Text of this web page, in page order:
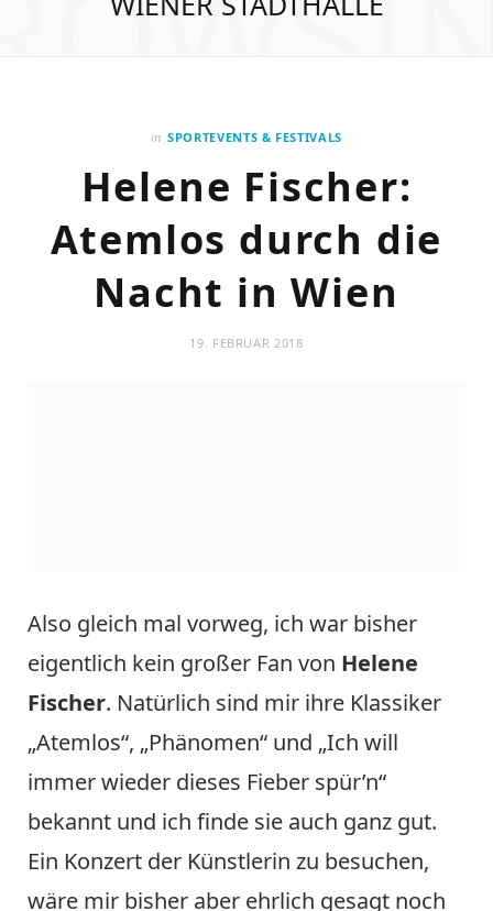
in SPORTEVENTS & FESTIVALS
Helene Fischer:
Atemlos durch die
Nacht in Wien
19. FEBRUAR 2018
Also gleich mal vorweg, ich war bisher
eigentlich kein großer Fan von Helene
Fischer. Natürlich sind mir ihre Klassiker
„Atemlos“, „Phänomen“ und „Ich will
immer wieder dieses Fieber spür’n“
bekannt und ich finde sie auch ganz gut.
Ein Konzert der Künstlerin zu besuchen,
wäre mir bisher aber ehrlich gesagt noch